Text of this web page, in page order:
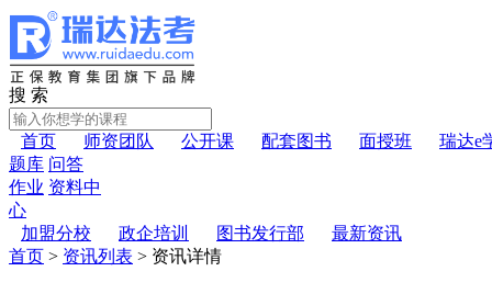
搜 索
首页 师资团队 公开课 配套图书 面授班
瑞达e
题库 问答
作业 资料中
心
加盟分校
政企培训 图书发行部
最新资讯
首页 > 资讯列表 > 资讯详情